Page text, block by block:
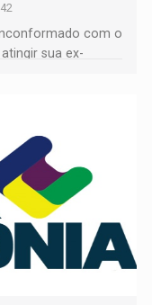
com o
sua ex-